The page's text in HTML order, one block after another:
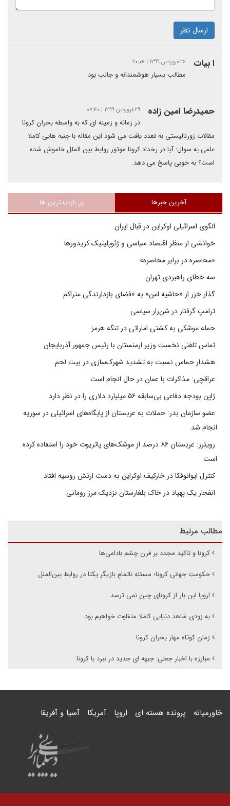
ارسال نظر
ا بیات ۲۶ فروردین ۱۳۹۹ | ۲۰:۰۴
مطالب بسیار هوشمندانه و جالب بود
حمیدرضا امین زاده ۲۹ فروردین ۱۳۹۹ | ۰۷:۴۰
در زمانه و زمینه ای که به واسطه بحران کرونا
مقالات ژورنالیستی به تعدد یافت می شود این مقاله با جنبه هایی کاملا
علمی به سوال: آیا در رخداد کرونا موتور روابط بین الملل خاموش شده
است؟ به خوبی پاسخ می دهد.
آخرین خبرها پر بازدیدترین ها
الگوی اسرائیلی اوکراین در قبال ایران
خوانشی از منظر اقتصاد سیاسی و ژئوپلیتیک کریدورها
«محاصره در برابر محاصره»
سه خطای راهبردی تهران
گذار خزر از «حاشیه امن» به «فضای بازدارندگی متراکم
ترامپ گرفتار در شن‌زار سیاسی
حمله موشکی به کشتی اماراتی در تنگه هرمز
تماس تلفنی نخست وزیر ارمنستان با رئیس جمهور آذربایجان
هشدار حماس نسبت به تشدید شهرک‌سازی در بیت‌ لحم
عراقچی: مذاکرات با عمان در حال انجام است
ژاپن بودجه دفاعی بی‌سابقه ۵۶ میلیارد دلاری را در نظر دارد
عضو سازمان بدر: حملات به عربستان از پایگاه‌های اسرائیلی در سوریه
انجام شد
رویترز: عربستان ۸۶ درصد از موشک‌های پاتریوت خود را استفاده کرده
است
کنترل ایوانوفکا در خارکیف اوکراین به دست ارتش روسیه افتاد
انفجار یک پهپاد در خاک بلغارستان نزدیک مرز رومانی
مطالب مرتبط
کرونا و تاکید مجدد بر قرن چشم بادامی‌ها
حکومتِ جهانیِ کرونا؛ مسئلهِ ناتمامِ بازیگرِ یکتا در روابط بین‌الملل
اروپا این بار از کرونای چین نمی ترسد
به زودی شاهد دنیایی کاملا متفاوت خواهیم بود
زمان کوتاه مهار بحران کرونا
مبارزه با اخبار جعلی: جبهه ای جدید در نبرد با کرونا
خاورمیانه پرونده هسته ای اروپا آمریکا آسیا و آفریقا